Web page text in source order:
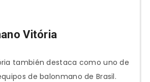
Vitória
también destaca como uno de
de balonmano de Brasil.